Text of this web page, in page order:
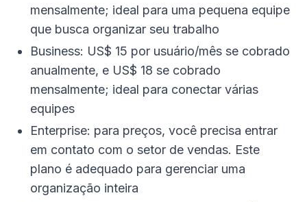
mensalmente; ideal para uma pequena equipe
que busca organizar seu trabalho
Business: US$ 15 por usuário/mês se cobrado
anualmente, e US$ 18 se cobrado
mensalmente; ideal para conectar várias
equipes
Enterprise: para preços, você precisa entrar
em contato com o setor de vendas. Este
plano é adequado para gerenciar uma
organização inteira